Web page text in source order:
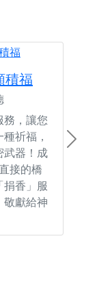
積福
務，讓您
祈福，
武器！成
接的橋
香」服
敬獻給神
Next